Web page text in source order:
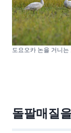
도요오카 논을 거니
돌팔매질